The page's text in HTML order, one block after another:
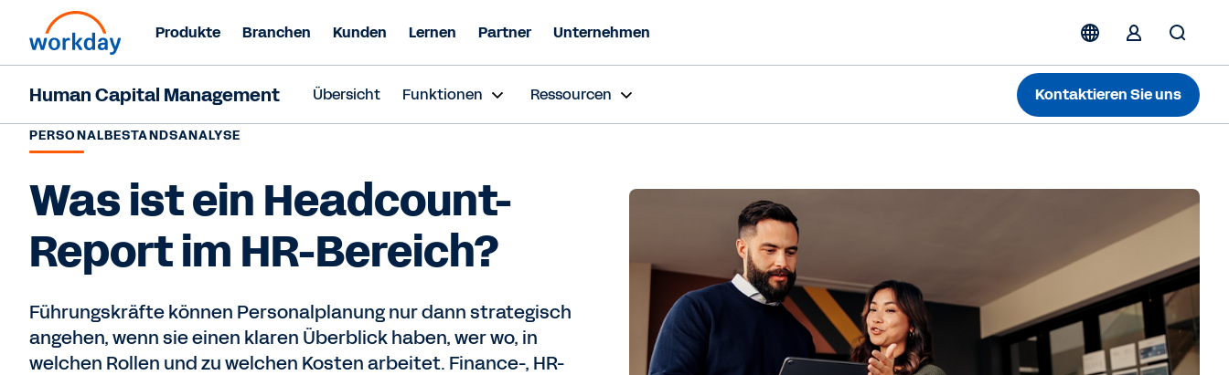
Produkte Branchen Kunden Lernen Partner Unternehmen
Human Capital Management Übersicht Funktionen Ressourcen Kontaktieren Sie uns
PERSONALBESTANDSANALYSE
Was ist ein Headcount-
Report im HR-Bereich?
Führungskräfte können Personalplanung nur dann strategisch
angehen, wenn sie einen klaren Überblick haben, wer wo, in
welchen Rollen und zu welchen Kosten arbeitet. Finance-, HR-